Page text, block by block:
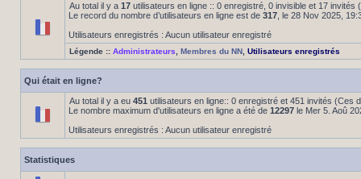
Au total il y a 17 utilisateurs en ligne :: 0 enregistré, 0 invisible et 17
Le record du nombre d’utilisateurs en ligne est de 317 , le 28 Nov 2025,
Utilisateurs enregistrés : Aucun utilisateur enregistré
Légende :: Administrateurs Membres du NN Utilisateurs enregistrés
Qui était en ligne?
Au total il y a eu 451 utilisateurs en ligne:: 0 enregistré et 451 invités
Le nombre maximum d'utilisateurs en ligne a été de 12297 le Mer 5. Aoû
Utilisateurs enregistrés : Aucun utilisateur enregistré
Statistiques